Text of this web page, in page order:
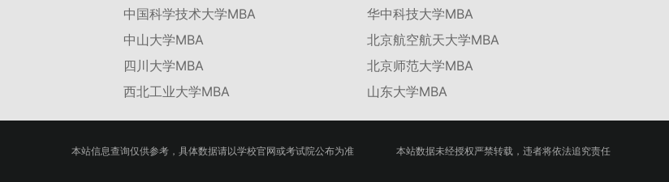
中国科学技术大学MBA
华中科技大学MBA
中山大学MBA
北京航空航天大学MBA
四川大学MBA
北京师范大学MBA
西北工业大学MBA 山东大学MBA
本站信息查询仅供参考，具体数据请以学校官网或考试院公布为准 本站数据未经授权严禁转载，违者将依法追究责任